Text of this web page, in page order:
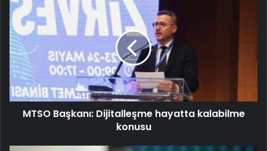
MTSO Başkanı: Dijitalleşme hayatta kalabilme
konusu